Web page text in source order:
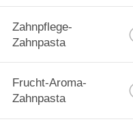
Zahnpflege-
Zahnpasta
Frucht-Aroma-
Zahnpasta